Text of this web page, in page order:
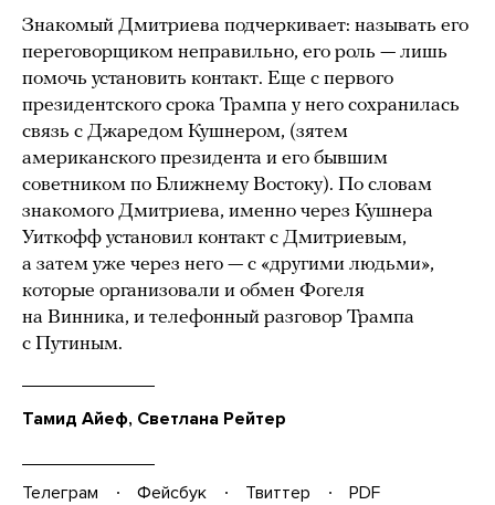
Знакомый Дмитриева подчеркивает: называть его
переговорщиком неправильно, его роль — лишь
помочь установить контакт. Еще с первого
президентского срока Трампа у него сохранилась
связь с Джаредом Кушнером, (зятем
американского президента и его бывшим
советником по Ближнему Востоку). По словам
знакомого Дмитриева, именно через Кушнера
Уиткофф установил контакт с Дмитриевым,
а затем уже через него — с «другими людьми»,
которые организовали и обмен Фогеля
на Винника, и телефонный разговор Трампа
с Путиным.
Тамид Айеф, Светлана Рейтер
Телеграм Фейсбук Твиттер
PDF